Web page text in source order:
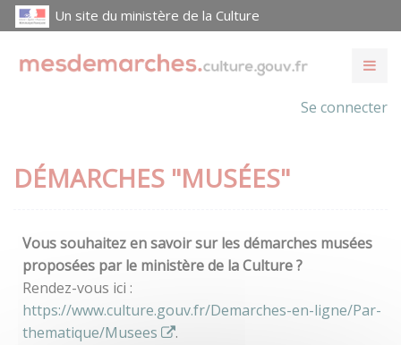
Un site du ministère de la Culture
Se connecter
DÉMARCHES "MUSÉES"
Vous souhaitez en savoir sur les démarches musées
proposées par le ministère de la Culture ?
Rendez-vous ici :
https://www.culture.gouv.fr/Demarches-en-ligne/Par-
thematique/Musees
.